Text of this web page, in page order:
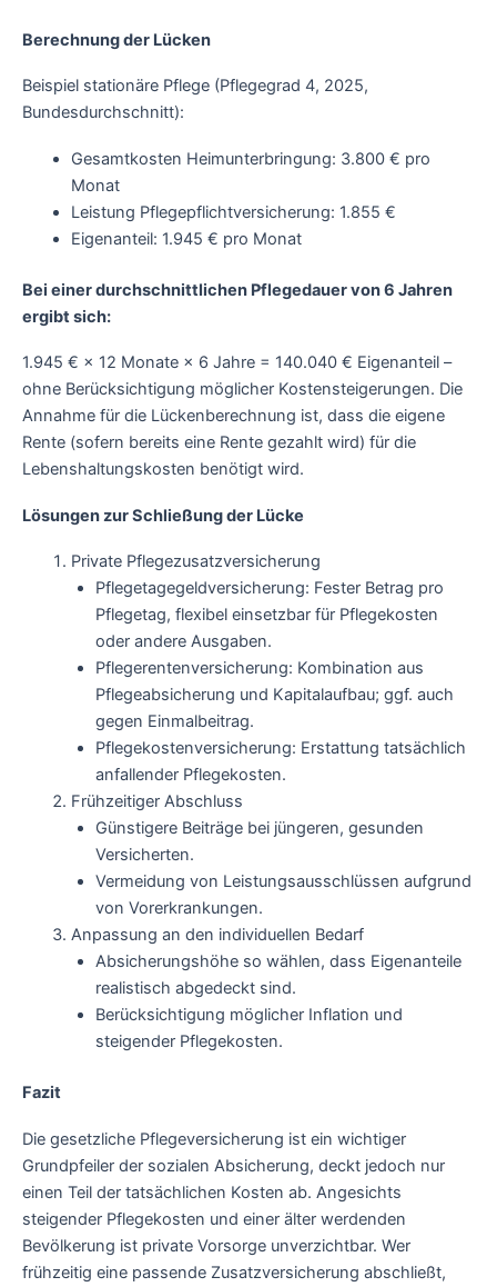
Berechnung der Lücken
Beispiel stationäre Pflege (Pflegegrad 4, 2025,
Bundesdurchschnitt):
Gesamtkosten Heimunterbringung: 3.800 € pro
Monat
Leistung Pflegepflichtversicherung: 1.855 €
Eigenanteil: 1.945 € pro Monat
Bei einer durchschnittlichen Pflegedauer von 6 Jahren
ergibt sich:
1.945 € × 12 Monate × 6 Jahre = 140.040 € Eigenanteil –
ohne Berücksichtigung möglicher Kostensteigerungen. Die
Annahme für die Lückenberechnung ist, dass die eigene
Rente (sofern bereits eine Rente gezahlt wird) für die
Lebenshaltungskosten benötigt wird.
Lösungen zur Schließung der Lücke
Private Pflegezusatzversicherung
Pflegetagegeldversicherung: Fester Betrag pro
Pflegetag, flexibel einsetzbar für Pflegekosten
oder andere Ausgaben.
Pflegerentenversicherung: Kombination aus
Pflegeabsicherung und Kapitalaufbau; ggf. auch
gegen Einmalbeitrag.
Pflegekostenversicherung: Erstattung tatsächlich
anfallender Pflegekosten.
Frühzeitiger Abschluss
Günstigere Beiträge bei jüngeren, gesunden
Versicherten.
Vermeidung von Leistungsausschlüssen aufgrund
von Vorerkrankungen.
Anpassung an den individuellen Bedarf
Absicherungshöhe so wählen, dass Eigenanteile
realistisch abgedeckt sind.
Berücksichtigung möglicher Inflation und
steigender Pflegekosten.
Fazit
Die gesetzliche Pflegeversicherung ist ein wichtiger
Grundpfeiler der sozialen Absicherung, deckt jedoch nur
einen Teil der tatsächlichen Kosten ab. Angesichts
steigender Pflegekosten und einer älter werdenden
Bevölkerung ist private Vorsorge unverzichtbar. Wer
frühzeitig eine passende Zusatzversicherung abschließt,